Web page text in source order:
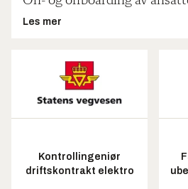
Les mer
Kontrollingeniør
driftskontrakt elektro